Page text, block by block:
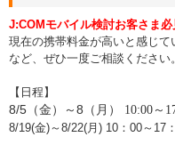
お困り
J:COMモバイル検討お客さま必
現在の携帯料金が高いと感じ
など、ぜひ一度ご相談ください。
【日程】
8/5 （金）～ 8 （月） 10:00～
8/19(金)～8/22(月) 10：00～17